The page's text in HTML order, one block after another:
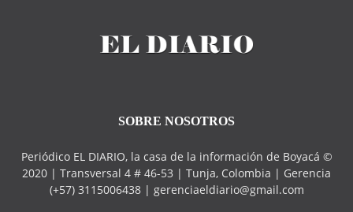
SOBRE NOSOTROS
Periódico EL DIARIO, la casa de la información de Boyacá ©
2020 | Transversal 4 # 46-53 | Tunja, Colombia | Gerencia
(+57) 3115006438 | gerenciaeldiario@gmail.com